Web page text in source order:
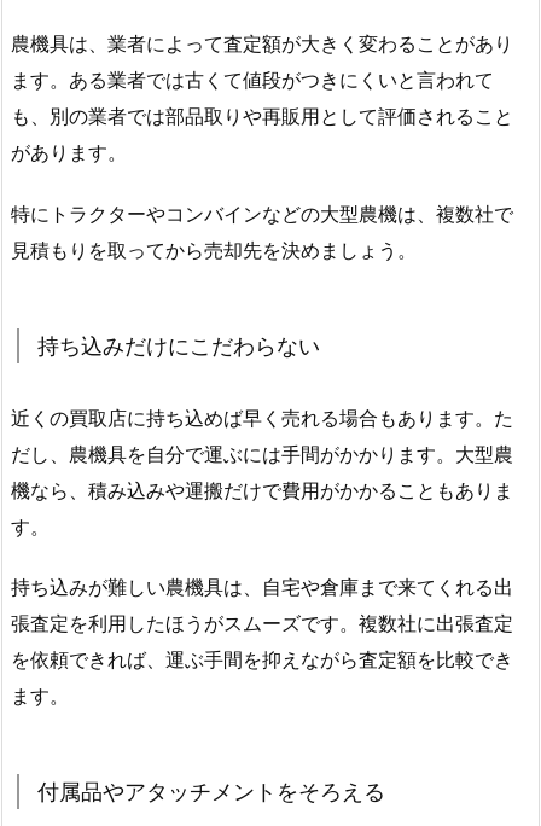
農機具は、業者によって査定額が大きく変わることがあり
ます。ある業者では古くて値段がつきにくいと言われて
も、別の業者では部品取りや再販用として評価されること
があります。
特にトラクターやコンバインなどの大型農機は、複数社で
見積もりを取ってから売却先を決めましょう。
持ち込みだけにこだわらない
近くの買取店に持ち込めば早く売れる場合もあります。た
だし、農機具を自分で運ぶには手間がかかります。大型農
機なら、積み込みや運搬だけで費用がかかることもありま
す。
持ち込みが難しい農機具は、自宅や倉庫まで来てくれる出
張査定を利用したほうがスムーズです。複数社に出張査定
を依頼できれば、運ぶ手間を抑えながら査定額を比較でき
ます。
付属品やアタッチメントをそろえる